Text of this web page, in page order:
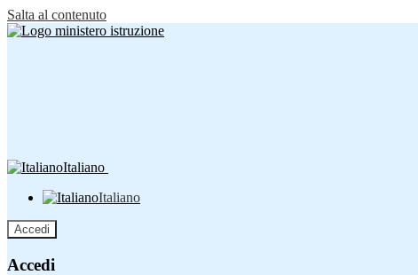
Salta al contenuto
Italiano
Italiano
Accedi
Accedi